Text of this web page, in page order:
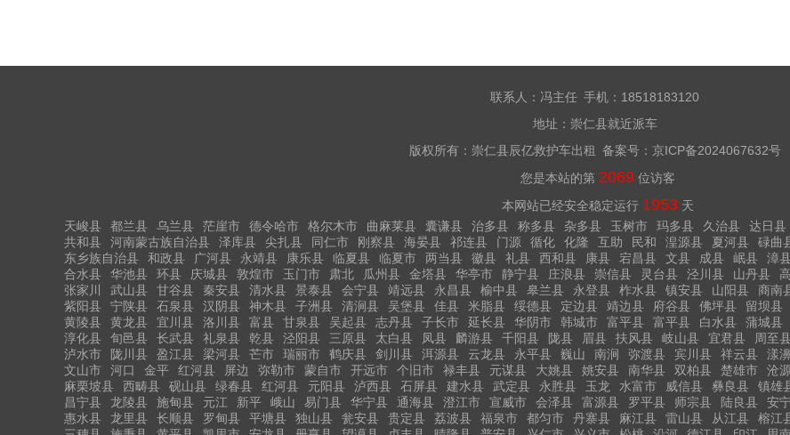
联系人：冯主任 手机：18518183120
地址：崇仁县就近派车
版权所有：崇仁县辰亿救护车出租 备案号： 京ICP备2024067632号
您是本站的第 2069 位访客
本网站已经安全稳定运行 1953 天
天峻县
都兰县 乌兰县 茫崖市 德令哈市 格尔木市 曲麻莱县 囊谦县 治多县 称多县 杂多县 玉树市 玛多县 久治县 达日县
共和县
河南蒙古族自治县 泽库县 尖扎县 同仁市 刚察县 海晏县 祁连县 门源 循化 化隆 互助 民和 湟源县 夏河县 碌曲
东乡族自治县
和政县 广河县 永靖县 康乐县 临夏县 临夏市 两当县 徽县 礼县 西和县 康县 宕昌县 文县 成县 岷县 漳
合水县
华池县 环县 庆城县 敦煌市 玉门市 肃北 瓜州县 金塔县 华亭市 静宁县 庄浪县 崇信县 灵台县 泾川县 山丹县
张家川
武山县 甘谷县 秦安县 清水县 景泰县 会宁县 靖远县 永昌县 榆中县 皋兰县 永登县 柞水县 镇安县 山阳县 商南
紫阳县
宁陕县 石泉县 汉阴县 神木县 子洲县 清涧县 吴堡县 佳县 米脂县 绥德县 定边县 靖边县 府谷县 佛坪县 留坝县
黄陵县
黄龙县 宜川县 洛川县 富县 甘泉县 吴起县 志丹县 子长市 延长县 华阴市 韩城市 富平县 富平县 白水县 蒲城县
淳化县
旬邑县 长武县 礼泉县 乾县 泾阳县 三原县 太白县 凤县 麟游县 千阳县 陇县 眉县 扶风县 岐山县 宜君县 周至
泸水市
陇川县 盈江县 梁河县 芒市 瑞丽市 鹤庆县 剑川县 洱源县 云龙县 永平县 巍山 南涧 弥渡县 宾川县 祥云县 漾
文山市
河口 金平 红河县 屏边 弥勒市 蒙自市 开远市 个旧市 禄丰县 元谋县 大姚县 姚安县 南华县 双柏县 楚雄市 沧
麻栗坡县
西畴县 砚山县 绿春县 红河县 元阳县 泸西县 石屏县 建水县 武定县 永胜县 玉龙 水富市 威信县 彝良县 镇雄
昌宁县
龙陵县 施甸县 元江 新平 峨山 易门县 华宁县 通海县 澄江市 宣威市 会泽县 富源县 罗平县 师宗县 陆良县 安
惠水县
龙里县 长顺县 罗甸县 平塘县 独山县 瓮安县 贵定县 荔波县 福泉市 都匀市 丹寨县 麻江县 雷山县 从江县 榕江